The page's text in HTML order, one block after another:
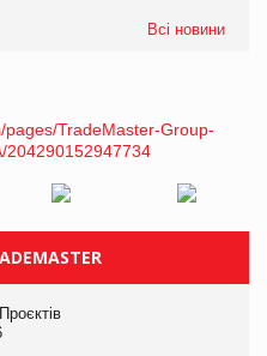
Всі новини